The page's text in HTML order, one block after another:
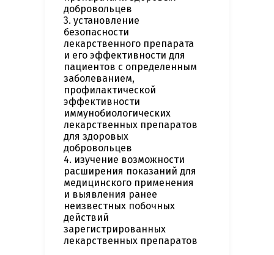
добровольцев
3. установление
безопасности
лекарственного препарата
и его эффективности для
пациентов с определенным
заболеванием,
профилактической
эффективности
иммунобиологических
лекарственных препаратов
для здоровых
добровольцев
4. изучение возможности
расширения показаний для
медицинского применения
и выявления ранее
неизвестных побочных
действий
зарегистрированных
лекарственных препаратов